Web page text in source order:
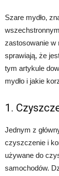
Szare mydło,
zastosowanie w
sprawiają, że
tym artykule
mydło i jakie
1.
Jednym z
czyszczenie i
używane do
samochodów.